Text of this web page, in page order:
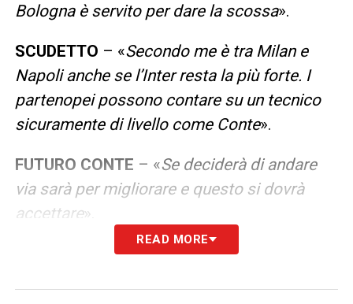
Bologna è servito per dare la scossa».
SCUDETTO – «Secondo me è tra Milan e
Napoli anche se l’Inter resta la più forte. I
partenopei possono contare su un tecnico
sicuramente di livello come Conte».
FUTURO CONTE – «Se deciderà di andare
via sarà per migliorare e questo si dovrà
accettare».
READ MORE